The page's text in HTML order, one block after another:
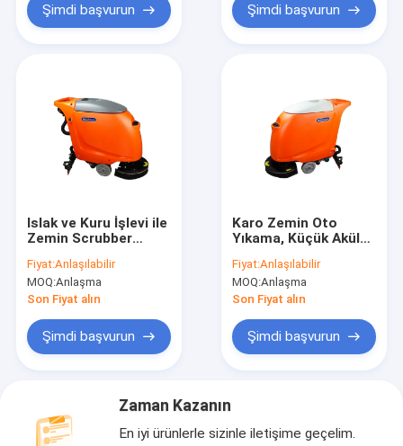
Şimdi başvurun Şimdi başvurun
Islak ve Kuru İşlevi ile
Zemin Scrubber
Arkasında Ağır
Hizmet Yürüyüşü
Fiyat:Anlaşılabilir
MOQ:Anlaşma
Son Fiyat alın
Şimdi başvurun
Karo Zemin Oto
Yıkama, Küçük Akülü
Arkasında
Fiyat:Anlaşılabilir
MOQ:Anlaşma
Son Fiyat alın
Şimdi başvurun
Zaman Kazanın
En iyi ürünlerle sizinle iletişime geçelim.